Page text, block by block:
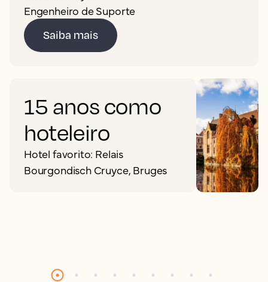
Engenheiro de Suporte
Saiba mais
15 anos como
hoteleiro
Hotel favorito: Relais
Bourgondisch Cruyce, Bruges